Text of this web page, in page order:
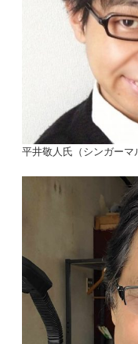
平井敬人氏（シンガーマ